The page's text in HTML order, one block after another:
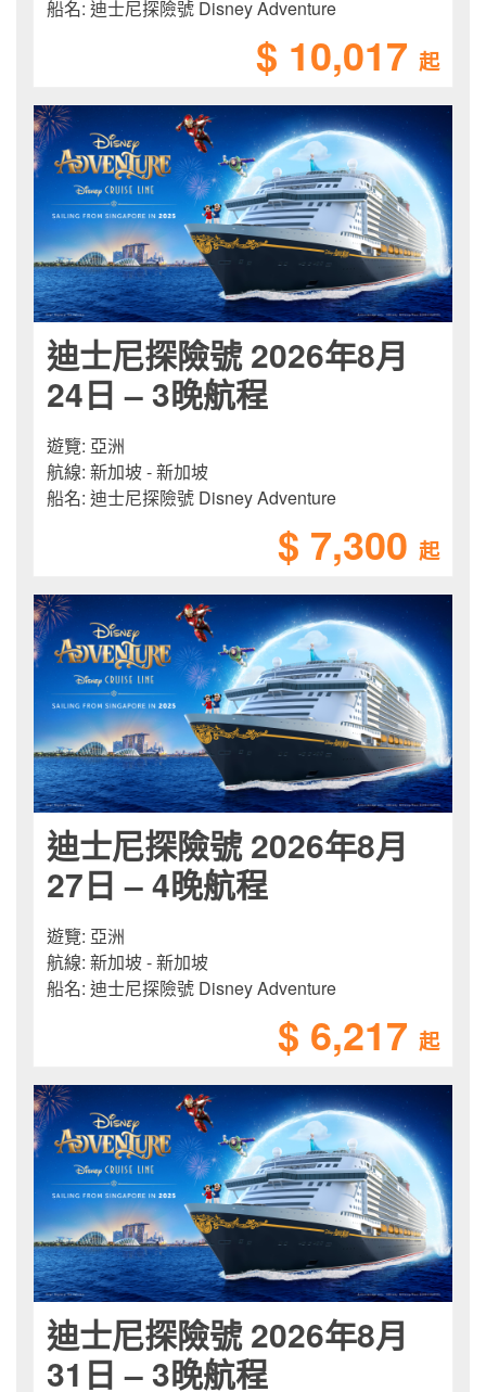
船名: 迪士尼探險號 Disney Adventure
$ 10,017 起
迪士尼探險號 2026年8月
24日 – 3晚航程
遊覽: 亞洲
航線: 新加坡 - 新加坡
船名: 迪士尼探險號 Disney Adventure
$ 7,300 起
迪士尼探險號 2026年8月
27日 – 4晚航程
遊覽: 亞洲
航線: 新加坡 - 新加坡
船名: 迪士尼探險號 Disney Adventure
$ 6,217 起
迪士尼探險號 2026年8月
31日 – 3晚航程